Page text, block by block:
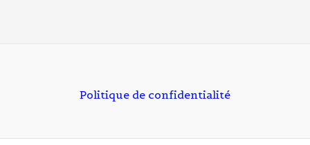
Politique de confidentialité